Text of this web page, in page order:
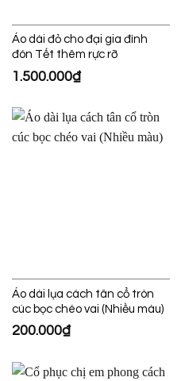
Áo dài đỏ cho đại gia đình
đón Tết thêm rực rỡ
1.500.000₫
Áo dài lụa cách tân cổ tròn
cúc bọc chéo vai (Nhiều màu)
200.000₫